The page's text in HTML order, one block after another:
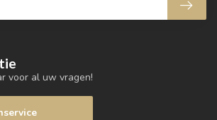
voor al uw vragen!